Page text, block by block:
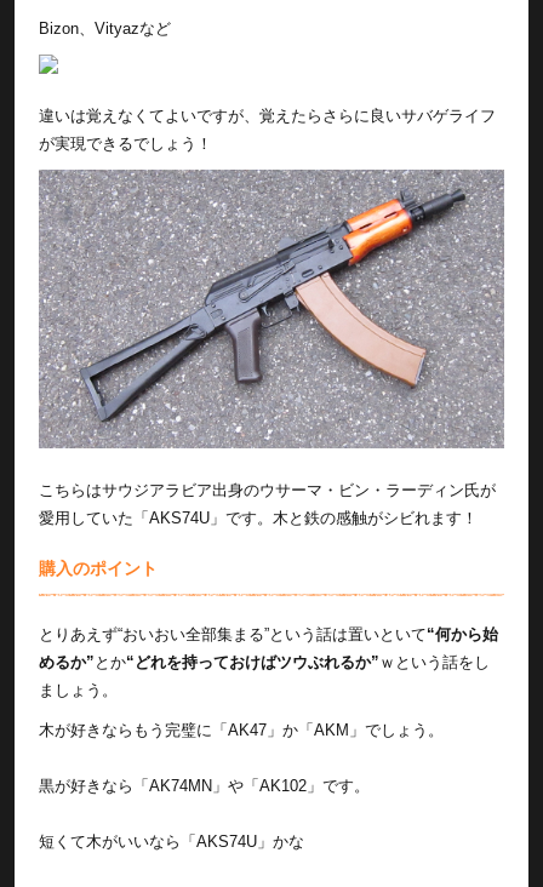
Bizon、Vityazなど
違いは覚えなくてよいですが、覚えたらさらに良いサバゲライフ
が実現できるでしょう！
こちらはサウジアラビア出身のウサーマ・ビン・ラーディン氏が
愛用していた「AKS74U」です。木と鉄の感触がシビれます！
購入のポイント
とりあえず“おいおい全部集まる”という話は置いといて“何から始
めるか” とか“どれを持っておけばツウぶれるか” ｗという話をし
ましょう。
木が好きならもう完璧に「AK47」か「AKM」でしょう。
黒が好きなら「AK74MN」や「AK102」です。
短くて木がいいなら「AKS74U」かな